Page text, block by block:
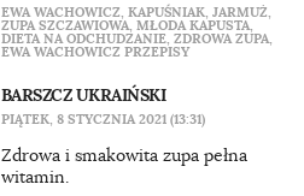
EWA WACHOWICZ, KAPUŚNIAK, JARMUŻ,
ZUPA SZCZAWIOWA, MŁODA KAPUSTA,
DIETA NA ODCHUDZANIE, ZDROWA ZUPA,
EWA WACHOWICZ PRZEPISY
BARSZCZ UKRAIŃSKI
PIĄTEK, 8 STYCZNIA 2021 (13:31)
Zdrowa i smakowita zupa pełna
witamin.